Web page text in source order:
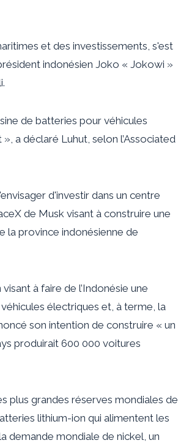
et des investissements, s'est
indonésien Joko « Jokowi »
de batteries pour véhicules
a déclaré Luhut, selon l’Associated
d'investir dans un centre
de Musk visant à construire une
la province indonésienne de
à faire de l’Indonésie une
électriques et, à terme, la
son intention de construire « un
produirait 600 000 voitures
plus grandes réserves mondiales de
lithium-ion qui alimentent les
demande mondiale de nickel, un